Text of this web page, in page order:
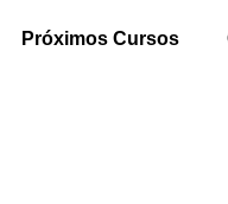
Próximos Cursos